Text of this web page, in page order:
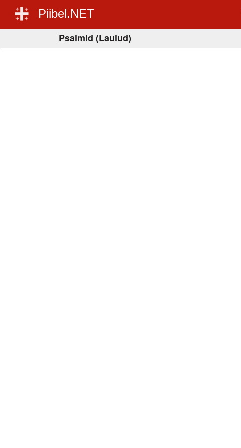
Piibel.NET
Psalmid (Laulud)